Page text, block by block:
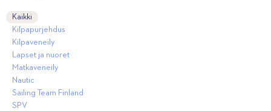
Kilpapurjehdus
Kilpaveneily
Lapset ja nuoret
Matkaveneily
Nautic
Sailing Team Finland
SPV
Kaikki